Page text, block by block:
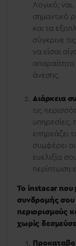
Λογικό;
σημαντικό
και τα
σύγκρινε
να είσαι
απαραίτητα
άνεσης.
Διάρκεια
τις
υπηρεσίες,
επηρεάζει
συμφέρει
ευελιξία
περίπτωση
Το instacar που
συνδρομής σου
περιορισμούς
χωρίς